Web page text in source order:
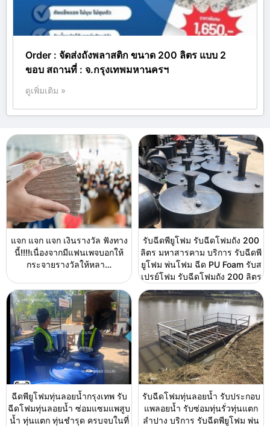
Order : จัดส่งถังพลาสติก ขนาด 200 ลิตร แบบ 2
ขอบ สถานที่ : จ.กรุงเทพมหานครฯ
ดูเพิ่มเติม »
แจก แจก แจก เงินรางวัล ฟังทาง
นี้!!!!เนื่องจากมีแฟนเพจบอกให้
กระจายรางวัลให้หลา…
รับฉีดพียูโฟม รับฉีดโฟมถัง 200
ลิตร มหาสารคาม บริการ รับฉีดพี
ยูโฟม พ่นโฟม ฉีด PU Foam รับส
เปรย์โฟม รับฉีดโฟมถัง 200 ลิตร
ฉีดพียูโฟมทุ่นลอยน้ำกรุงเทพ รับ
ฉีดโฟมทุ่นลอยน้ำ ซ่อมแซมแพสูบ
น้ำ ทุ่นแตก ทุ่นชำรุด ครบจบในที่
รับฉีดโฟมทุ่นลอยน้ำ รับประกอบ
แพลอยน้ำ รับซ่อมทุ่นรั่วทุ่นแตก
ลำปาง บริการ รับฉีดพียูโฟม พ่น